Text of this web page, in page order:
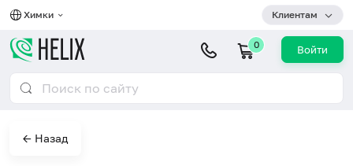
Химки Клиентам
0 Войти
← Назад